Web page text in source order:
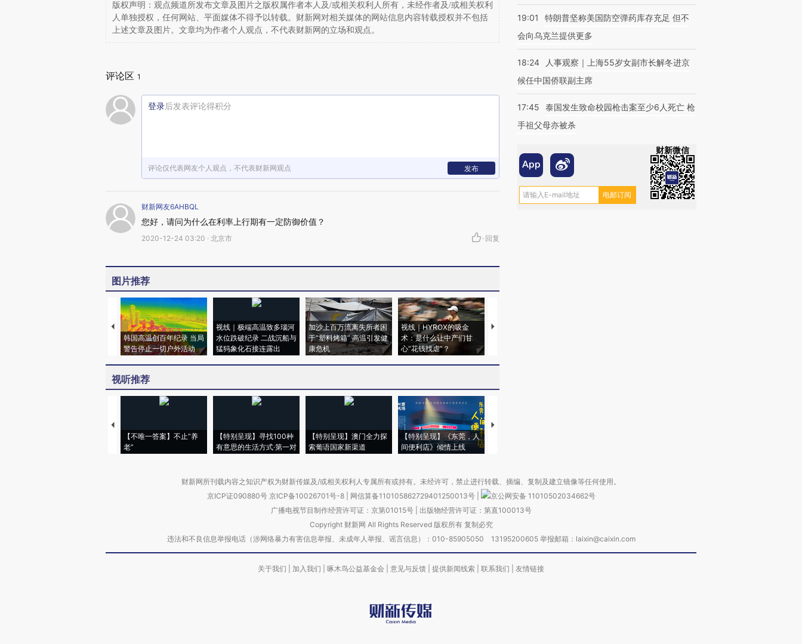
版权声明：观点频道所发布文章及图片之版权属作者本人及/或相关权利人所有，未经作者及/或相关权利
人单独授权，任何网站、平面媒体不得予以转载。财新网对相关媒体的网站信息内容转载授权并不包括
上述文章及图片。文章均为作者个人观点，不代表财新网的立场和观点。
评论区 1
登录后发表评论得积分
评论仅代表网友个人观点，不代表财新网观点 发布
财新网友6AHBQL
您好，请问为什么在利率上行期有一定防御价值？
2020-12-24 03:20 · 北京市 · 回复
图片推荐
韩国高温创百年纪录 当局
警告停止一切户外活动
视线｜极端高温致多瑙河
水位跌破纪录 二战沉船与
猛犸象化石接连露出
加沙上百万流离失所者困
于“塑料烤箱” 高温引发健
康危机
视线｜HYROX的吸金
术：是什么让中产们甘
心“花钱找虐”？
马航飞行员跨国走私7万
视听推荐
【不唯一答案】不止“养
老”
【特别呈现】寻找100种
有意思的生活方式·第一对
【特别呈现】澳门全力探
索葡语国家新渠道
【特别呈现】《东莞，人
间便利店》倾情上线
【推广】走进第四届链博
19:01
特朗普坚称美国防空弹药库存充足 但不
会向乌克兰提供更多
18:24
人事观察｜上海55岁女副市长解冬进京
候任中国侨联副主席
17:45
泰国发生致命校园枪击案至少6人死亡 枪
手祖父母亦被杀
财新微信
财新网所刊载内容之知识产权为财新传媒及/或相关权利人专属所有或持有。未经许可，禁止进行转载、摘编、复制及建立镜像等任何使用。
京ICP证090880号 京ICP备10026701号-8 网信算备110105862729401250013号
京公网安备 11010502034662号
广播电视节目制作经营许可证：京第01015号| 出版物经营许可证：第直100013号
Copyright 财新网 All Rights Reserved 版权所有 复制必究
违法和不良信息举报电话（涉网络暴力有害信息举报、未成年人举报、谣言信息）：010-85905050 13195200605 举报邮箱：laixin@caixin.com
关于我们 加入我们 啄木鸟公益基金会 意见与反馈 提供新闻线索 联系我们 友情链接